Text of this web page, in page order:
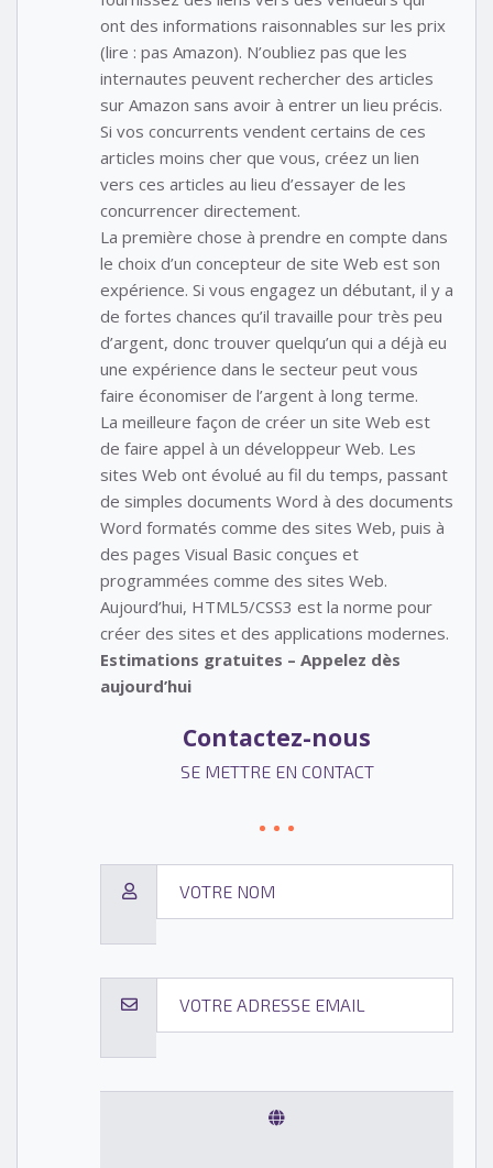
ont des informations raisonnables sur les prix
(lire : pas Amazon). N’oubliez pas que les
internautes peuvent rechercher des articles
sur Amazon sans avoir à entrer un lieu précis.
Si vos concurrents vendent certains de ces
articles moins cher que vous, créez un lien
vers ces articles au lieu d’essayer de les
concurrencer directement.
La première chose à prendre en compte dans
le choix d’un concepteur de site Web est son
expérience. Si vous engagez un débutant, il y a
de fortes chances qu’il travaille pour très peu
d’argent, donc trouver quelqu’un qui a déjà eu
une expérience dans le secteur peut vous
faire économiser de l’argent à long terme.
La meilleure façon de créer un site Web est
de faire appel à un développeur Web. Les
sites Web ont évolué au fil du temps, passant
de simples documents Word à des documents
Word formatés comme des sites Web, puis à
des pages Visual Basic conçues et
programmées comme des sites Web.
Aujourd’hui, HTML5/CSS3 est la norme pour
créer des sites et des applications modernes.
Estimations gratuites – Appelez dès
aujourd’hui
Contactez-nous
SE METTRE EN CONTACT